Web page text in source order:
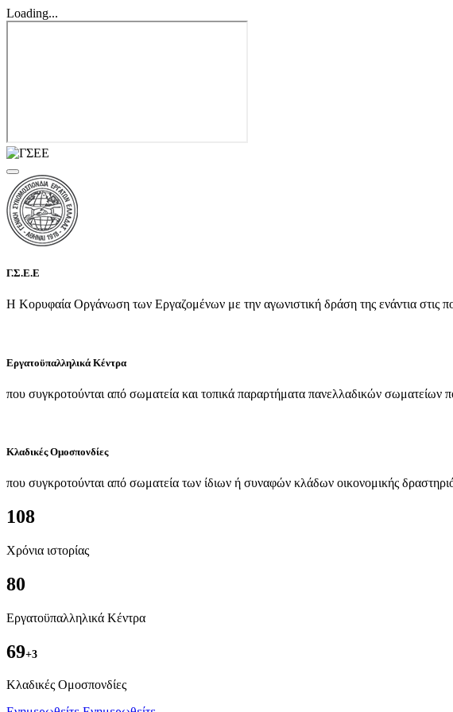
Loading...
Γ.Σ.Ε.Ε
Η Κορυφαία Οργάνωση των Εργαζομένων με την αγωνιστική δράση της ενάντια στις
Εργατοϋπαλληλικά Κέντρα
που συγκροτούνται από σωματεία και τοπικά παραρτήματα πανελλαδικών σωματείων
Κλαδικές Ομοσπονδίες
που συγκροτούνται από σωματεία των ίδιων ή συναφών κλάδων οικονομικής
108
Χρόνια ιστορίας
80
Εργατοϋπαλληλικά Κέντρα
69+3
Kλαδικές Ομοσπονδίες